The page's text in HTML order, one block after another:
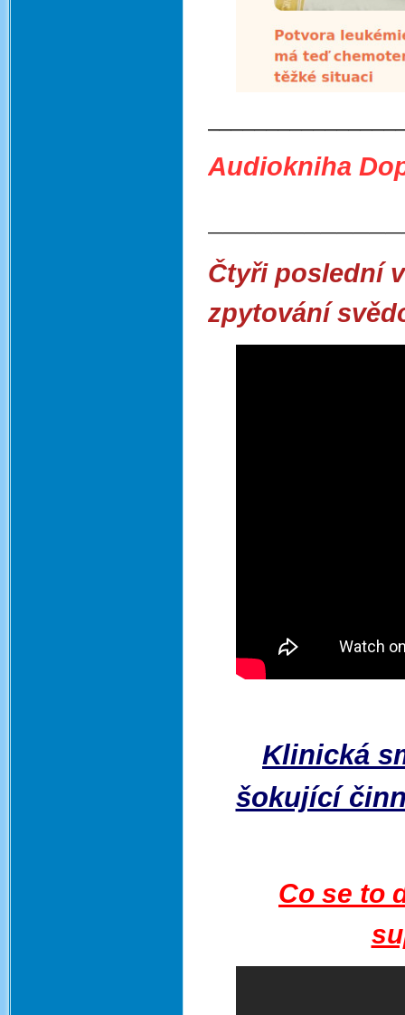
Audiokniha
Čtyři poslední
zpytování
Klinická
šokující
Co se to